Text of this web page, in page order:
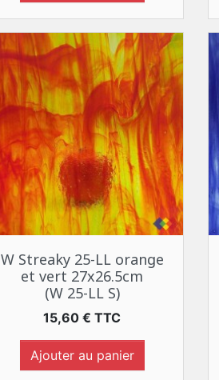
Aperçu rapide
W Streaky 25-LL orange
et vert 27x26.5cm
(W 25-LL S)
Prix
15,60 € TTC
Ajouter au panier